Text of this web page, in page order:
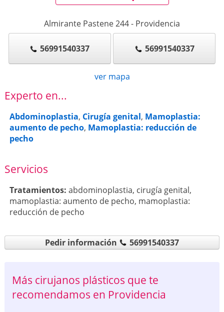
Almirante Pastene 244- Providencia
56991540337 56991540337
ver mapa
Experto en...
Abdominoplastia, Cirugía genital, Mamoplastia:
aumento de pecho, Mamoplastia: reducción de
pecho
Servicios
Tratamientos: abdominoplastia, cirugía genital,
mamoplastia: aumento de pecho, mamoplastia:
reducción de pecho
Pedir información 56991540337
Más cirujanos plásticos que te
recomendamos en Providencia